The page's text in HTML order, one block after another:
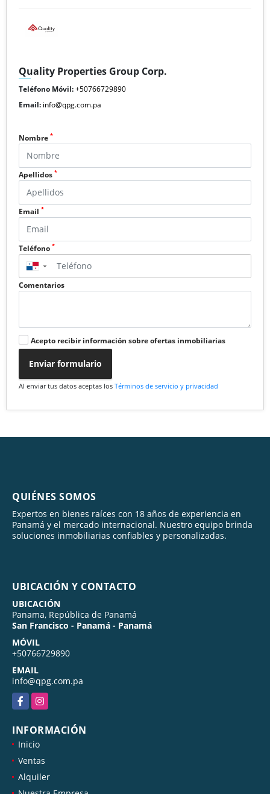
Quality Properties Group Corp.
Teléfono Móvil:+50766729890
Email: info@qpg.com.pa
Nombre *
Apellidos *
Email *
Teléfono *
▼
Comentarios
Acepto recibir información sobre ofertas inmobiliarias
Enviar formulario
Al enviar tus datos aceptas los Términos de servicio y privacidad
QUIÉNES SOMOS
Expertos en bienes raíces con 18 años de experiencia en
Panamá y el mercado internacional. Nuestro equipo brinda
soluciones inmobiliarias confiables y personalizadas.
UBICACIÓN Y CONTACTO
UBICACIÓN
Panama, República de Panamá
San Francisco - Panamá - Panamá
MÓVIL
+50766729890
EMAIL
info@qpg.com.pa
FacebookInstagram
INFORMACIÓN
Inicio
Ventas
Alquiler